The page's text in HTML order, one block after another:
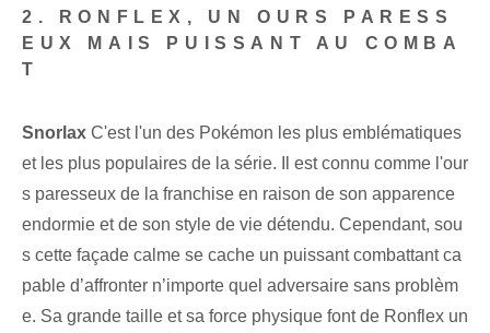
2. RONFLEX, UN OURS PARESS
EUX MAIS PUISSANT AU COMBA
T
Snorlax C'est l'un des Pokémon les plus emblématiques
et les plus populaires de la série. Il est connu comme l'our
s paresseux de la franchise en raison de son apparence
endormie et de son style de vie détendu. Cependant, sou
s cette façade calme se cache un puissant combattant ca
pable d’affronter n’importe quel adversaire sans problèm
e. Sa grande taille et sa force physique font de Ronflex un